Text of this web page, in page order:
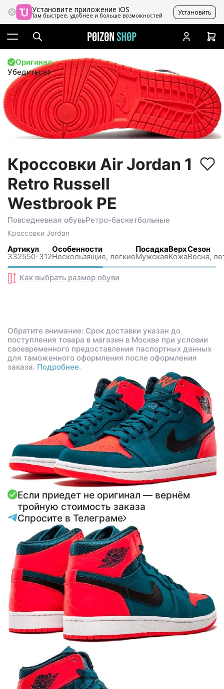
Установите приложение iOS
Там быстрее, удобнее и больше возможностей Установить
Оригинал
Убедиться
Кроссовки Air Jordan 1
Retro Russell
Westbrook PE
Повседневная обувьРетро-баскетбольные
Кроссовки Jordan
Артикул
332550-312
Особенности
Нескользящиe, легкие
Посадка
Мужская
Верх
Кожа
Сезон
Весна,
Как выбрать размер обуви
Обратите внимание: Срок доставки указан до
поступления товара в магазин в Москве при условии
своевременного предоставления паспортных данных
для таможенного оформления после оформления
заказа. Подробнее.
Если приедет не оригинал — вернём
тройную стоимость заказа
Спросите в Телеграме